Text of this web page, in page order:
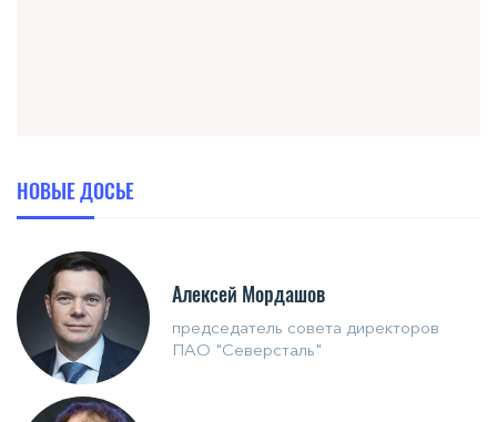
НОВЫЕ ДОСЬЕ
Алексей Мордашов
председатель совета директоров
ПАО "Северсталь"